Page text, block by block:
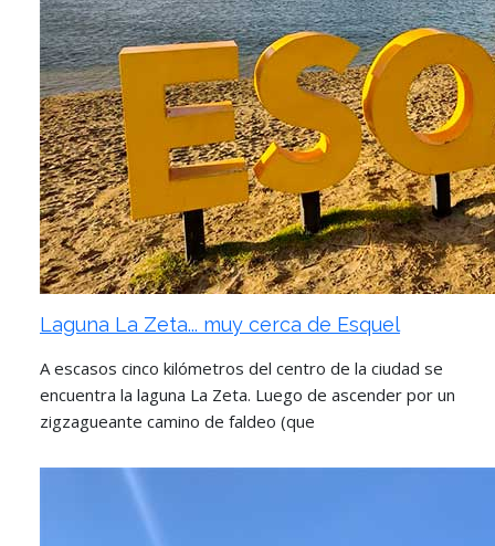
Laguna La Zeta... muy cerca de Esquel
A escasos cinco kilómetros del centro de la ciudad se
encuentra la laguna La Zeta. Luego de ascender por un
zigzagueante camino de faldeo (que